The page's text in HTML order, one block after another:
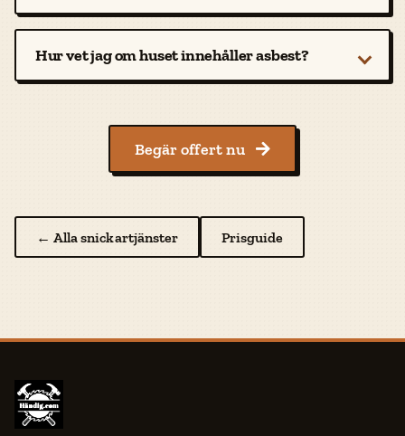
Hur vet jag om huset innehåller asbest?
Begär offert nu 
← Alla snickartjänster Prisguide